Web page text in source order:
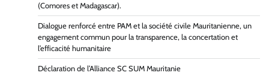
(Comores et Madagascar).
Dialogue renforcé entre PAM et la société civile Mauritanienne, un
engagement commun pour la transparence, la concertation et
l’efficacité humanitaire
Déclaration de l’Alliance SC SUM Mauritanie